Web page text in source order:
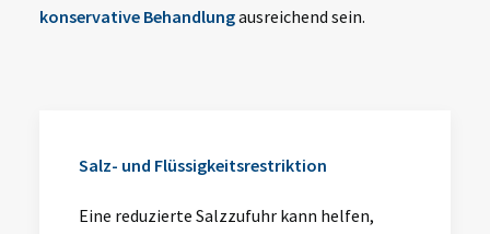
konservative Behandlungausreichend sein.
Salz- und Flüssigkeitsrestriktion
Eine reduzierte Salzzufuhr kann helfen,